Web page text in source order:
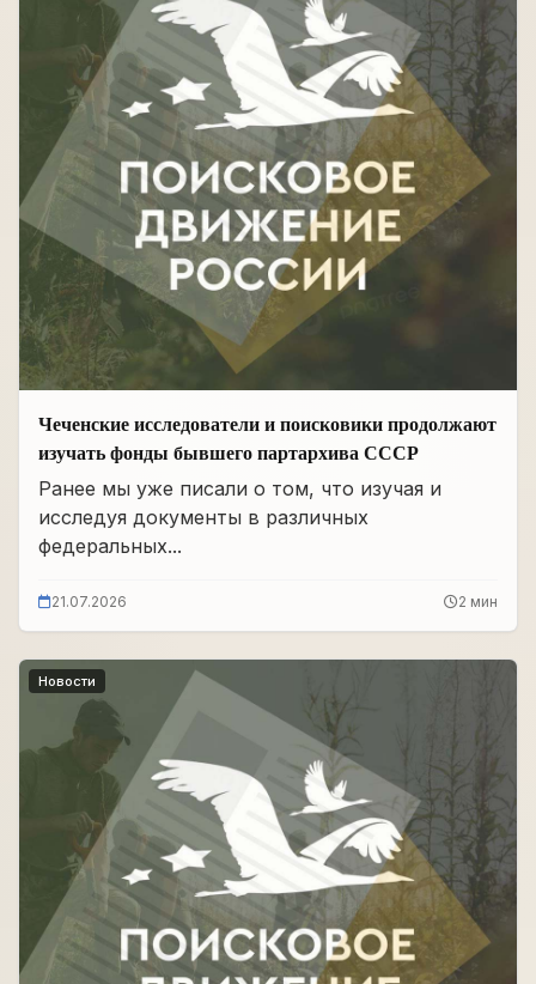
Чеченские исследователи и поисковики продолжают
изучать фонды бывшего партархива СССР
Ранее мы уже писали о том, что изучая и
исследуя документы в различных
федеральных...
21.07.2026 2 мин
Новости